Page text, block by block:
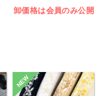
卸価格は会員のみ公開
NEW